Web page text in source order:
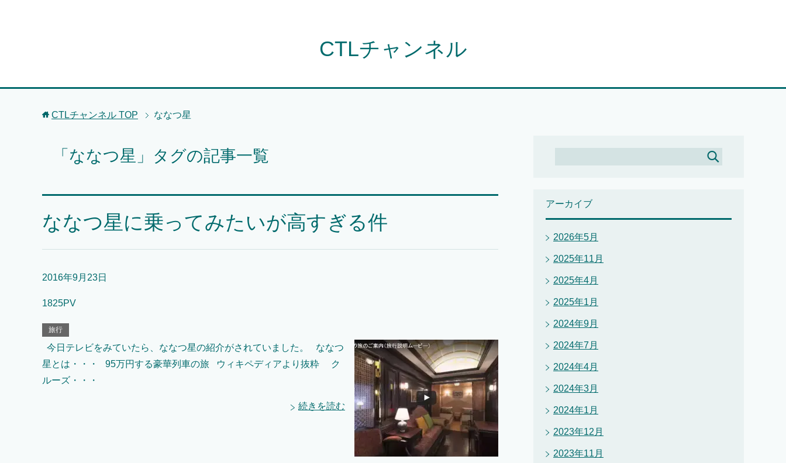
CTLチャンネル
CTLチャンネル TOP ななつ星
「ななつ星」タグの記事一覧
ななつ星に乗ってみたいが高すぎる件
2016年9月23日
1825PV
旅行
今日テレビをみていたら、ななつ星の紹介がされていました。 ななつ
星とは・・・ 95万円する豪華列車の旅 ウィキペディアより抜粋 ク
ルーズ・・・
続きを読む
アーカイブ
2026年5月
2025年11月
2025年4月
2025年1月
2024年9月
2024年7月
2024年4月
2024年3月
2024年1月
2023年12月
2023年11月